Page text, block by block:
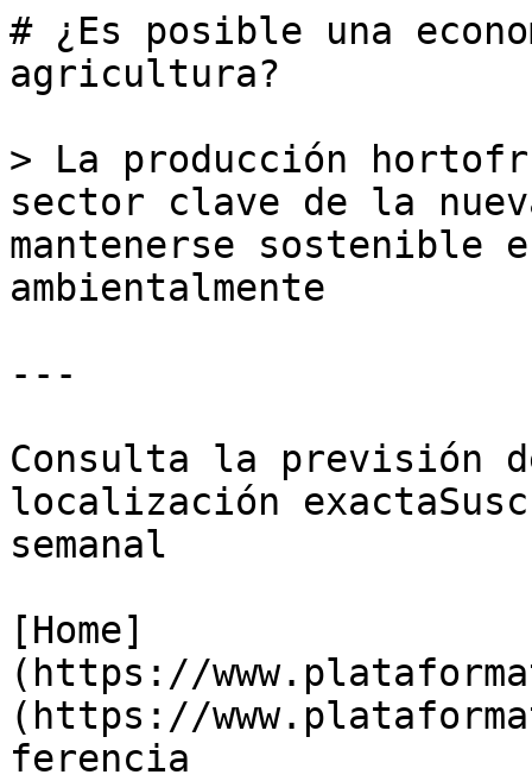
# ¿Es posible una
agricultura?
> La producción
sector clave de la
mantenerse sostenible
ambientalmente
---
Consulta la previsión
localización
semanal
[Home]
(https://
(https://
ferencia